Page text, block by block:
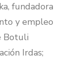
fundadora
y empleo
Botuli
Irdas;